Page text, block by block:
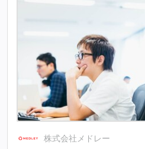
株式会社メドレー